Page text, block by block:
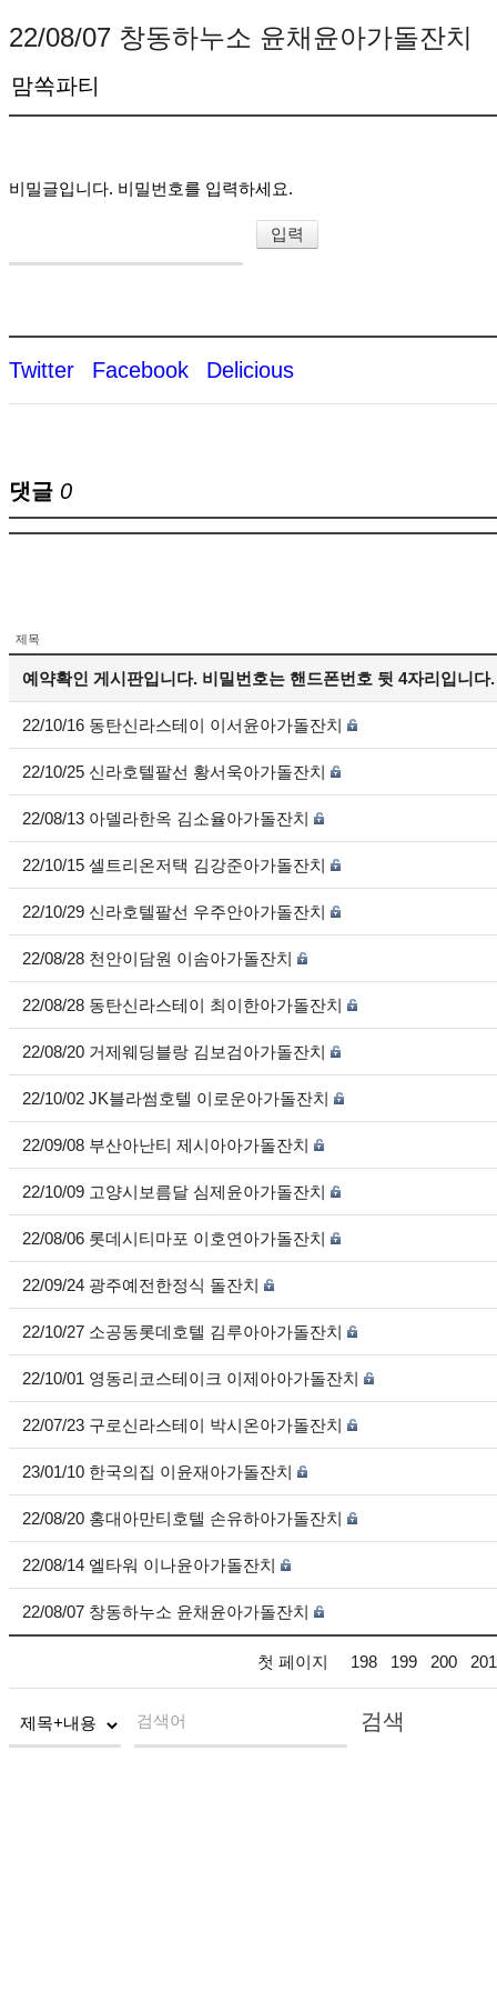
22/08/07 창동하누소 윤채윤아가돌잔치
맘쏙파티
비밀글입니다. 비밀번호를 입력하세요.
Twitter Facebook Delicious
댓글 0
제목
예약확인 게시판입니다. 비밀번호는 핸드폰번호 뒷 4자리입니다.
22/10/16 동탄신라스테이 이서윤아가돌잔치
22/10/25 신라호텔팔선 황서욱아가돌잔치
22/08/13 아델라한옥 김소율아가돌잔치
22/10/15 셀트리온저택 김강준아가돌잔치
22/10/29 신라호텔팔선 우주안아가돌잔치
22/08/28 천안이담원 이솜아가돌잔치
22/08/28 동탄신라스테이 최이한아가돌잔치
22/08/20 거제웨딩블랑 김보검아가돌잔치
22/10/02 JK블라썸호텔 이로운아가돌잔치
22/09/08 부산아난티 제시아아가돌잔치
22/10/09 고양시보름달 심제윤아가돌잔치
22/08/06 롯데시티마포 이호연아가돌잔치
22/09/24 광주예전한정식 돌잔치
22/10/27 소공동롯데호텔 김루아아가돌잔치
22/10/01 영동리코스테이크 이제아아가돌잔치
22/07/23 구로신라스테이 박시온아가돌잔치
23/01/10 한국의집 이윤재아가돌잔치
22/08/20 홍대아만티호텔 손유하아가돌잔치
22/08/14 엘타워 이나윤아가돌잔치
22/08/07 창동하누소 윤채윤아가돌잔치
첫 페이지 198 199 200 201
검색어 검색